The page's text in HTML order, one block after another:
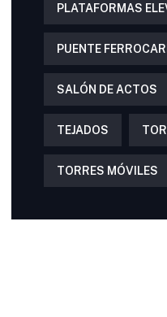
PLATAFORMAS
PUENTE
SALÓN DE ACTOS
TEJADOS
TORRES MÓVILES